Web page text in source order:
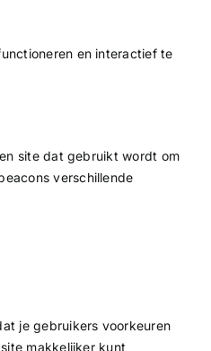
en interactief te
site dat gebruikt wordt om
verschillende
je gebruikers voorkeuren
makkelijker kunt